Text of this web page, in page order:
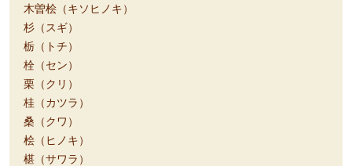
木曽桧（キソヒノキ）
杉（スギ）
栃（トチ）
栓（セン）
栗（クリ）
桂（カツラ）
桑（クワ）
桧（ヒノキ）
椹（サワラ）